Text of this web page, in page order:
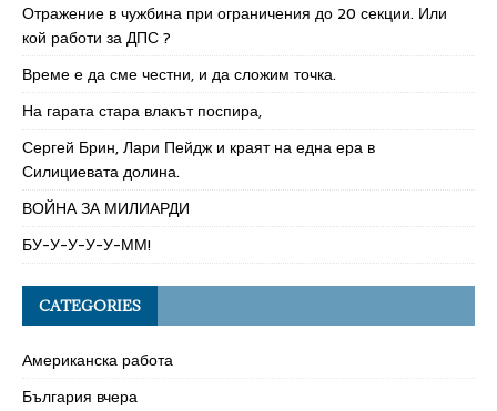
Отражение в чужбина при ограничения до 20 секции. Или
кой работи за ДПС ?
Време е да сме честни, и да сложим точка.
На гарата стара влакът поспира,
Сергей Брин, Лари Пейдж и краят на една ера в
Силициевата долина.
ВОЙНА ЗА МИЛИАРДИ
БУ-У-У-У-У-ММ!
CATEGORIES
Американска работа
България вчера